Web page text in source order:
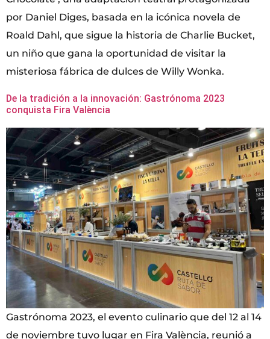
por Daniel Diges, basada en la icónica novela de
Roald Dahl, que sigue la historia de Charlie Bucket,
un niño que gana la oportunidad de visitar la
misteriosa fábrica de dulces de Willy Wonka.
De la tradición a la innovación: Gastrónoma 2023
conquista Fira València
Gastrónoma 2023, el evento culinario que del 12 al 14
de noviembre tuvo lugar en Fira València, reunió a